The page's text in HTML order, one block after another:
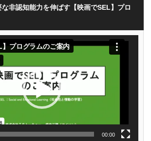
非認知能力を伸ばす【映画でSEL】プロ
00:00